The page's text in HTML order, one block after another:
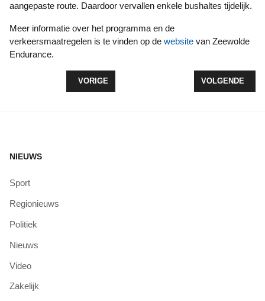
aangepaste route. Daardoor vervallen enkele bushaltes tijdelijk.
Meer informatie over het programma en de
verkeersmaatregelen is te vinden op de website van Zeewolde
Endurance.
VORIG ARTIKEL: VV ZEEWOLDE STELT TWEEDE
VORIGE VOLGENDE
VOLGENDE
NIEUWS
Sport
Regionieuws
Politiek
Nieuws
Video
Zakelijk